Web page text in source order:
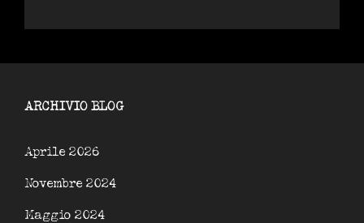
ARCHIVIO BLOG
Aprile 2026
Novembre 2024
Maggio 2024